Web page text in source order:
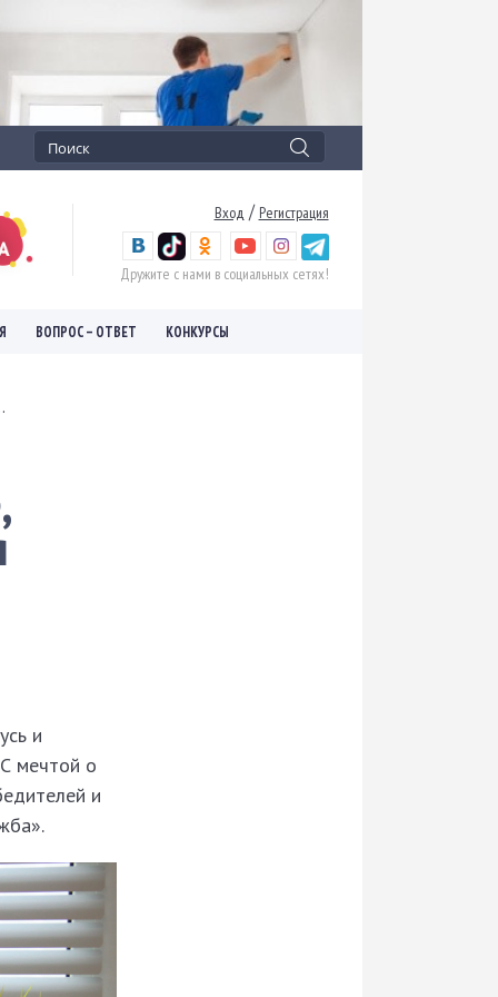
Вход / Регистрация
Дружите с нами в социальных сетях!
ВОПРОС – ОТВЕТ КОНКУРСЫ
и
мечтой о
и